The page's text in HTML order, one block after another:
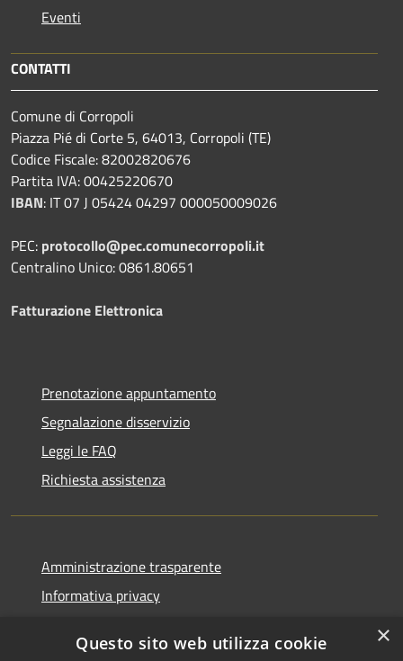
Eventi
CONTATTI
Comune di Corropoli
Piazza Pié di Corte 5, 64013, Corropoli (TE)
Codice Fiscale: 82002820676
Partita IVA: 00425220670
IBAN: IT 07 J 05424 04297 000050009026
PEC: protocollo@pec.comunecorropoli.it
Centralino Unico: 0861.80651
Fatturazione Elettronica
Prenotazione appuntamento
Segnalazione disservizio
Leggi le FAQ
Richiesta assistenza
Amministrazione trasparente
Informativa privacy
Dichiarazione di accessibilità
×
Questo sito web utilizza cookie